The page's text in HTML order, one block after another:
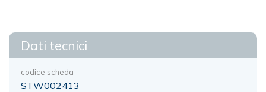
Dati tecnici
codice scheda
STW002413